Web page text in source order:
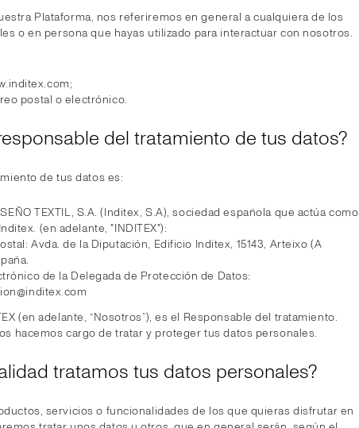
Plataforma, nos referiremos en general a cualquiera de los
o en persona que hayas utilizado para interactuar con nosotros.
postal o electrónico.
del tratamiento de tus datos?
de tus datos es:
TEXTIL, S.A. (Inditex, S.A), sociedad española que actúa como
(en adelante, "INDITEX"):
Avda. de la Diputación, Edificio Inditex, 15143, Arteixo (A
de la Delegada de Protección de Datos:
(en adelante, “Nosotros”), es el Responsable del tratamiento.
hacemos cargo de tratar y proteger tus datos personales.
tratamos tus datos personales?
servicios o funcionalidades de los que quieras disfrutar en